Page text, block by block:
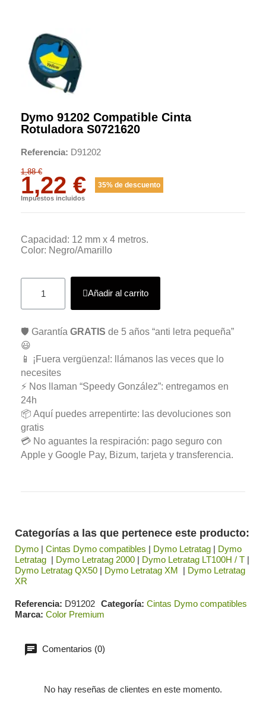
Dymo 91202 Compatible Cinta
Rotuladora S0721620
Referencia D91202
1,88 €
1,22 € 35% de descuento
Impuestos incluidos
Capacidad: 12 mm x 4 metros.
Color: Negro/Amarillo
Añadir al carrito
🛡️ Garantía GRATIS de 5 años “anti letra pequeña”
😃
📱 ¡Fuera vergüenza!: llámanos las veces que lo
necesites
⚡ Nos llaman “Speedy González”: entregamos en
24h
📦 Aquí puedes arrepentirte: las devoluciones son
gratis
💳 No aguantes la respiración: pago seguro con
Apple y Google Pay, Bizum, tarjeta y transferencia.
Categorías a las que pertenece este producto:
Dymo | Cintas Dymo compatibles | Dymo Letratag | Dymo
Letratag | Dymo Letratag 2000 | Dymo Letratag LT100H / T |
Dymo Letratag QX50 | Dymo Letratag XM | Dymo Letratag
XR
Referencia D91202 Categoría Cintas Dymo compatibles
Marca Color Premium
Comentarios (0)
No hay reseñas de clientes en este momento.